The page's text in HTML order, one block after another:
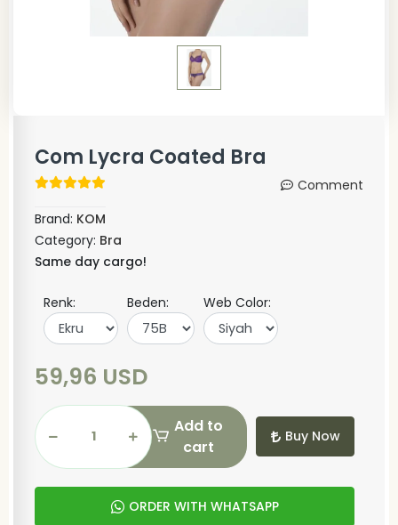
Com Lycra Coated Bra
Comment
Brand: KOM
Category: Bra
Same day cargo!
Renk: Beden: Web Color:
59,96 USD
Add to
cart
Buy Now
ORDER WITH WHATSAPP